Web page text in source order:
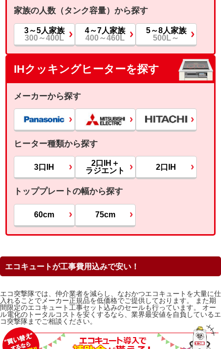
家族の人数（タンク容量）から探す
3～5人家族
300～400L
4～7人家族
400～460L
5～8人家族
500L～
IHクッキングヒーターを探す
メーカーから探す
ヒーター種類から探す
3口IH
2口IH＋
ラジエント
2口IH
トッププレートの幅から探す
60cm 75cm
エコキュートが工事費用込みで安い！
エコ突撃隊では、仲介業者を減らし、なおかつエコキュートを大量に仕
入れることでメーカー正規品を低価格でご提供しております。 また期
間限定のエコキュート工事セット込みのセールも行っています。 オー
ル電化のトータルコストを安くするなら、業界最安値を自負しているエ
コ突撃隊までご相談ください。